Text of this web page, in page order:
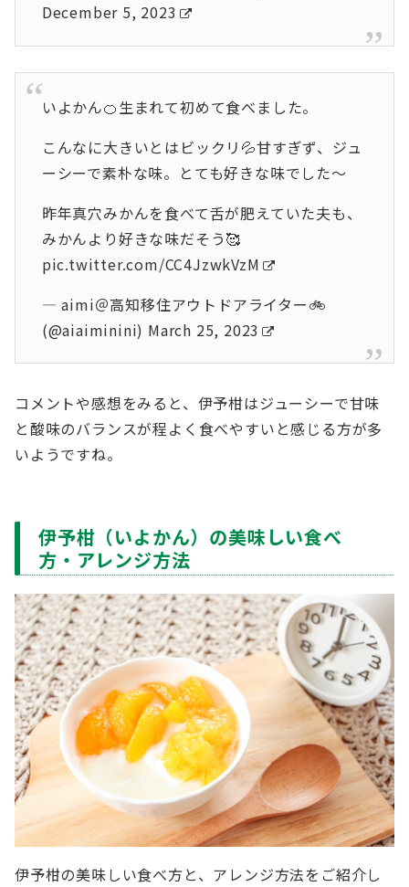
December 5, 2023
いよかん🍊生まれて初めて食べました。
こんなに大きいとはビックリ💦甘すぎず、ジュ
ーシーで素朴な味。とても好きな味でした～
昨年真穴みかんを食べて舌が肥えていた夫も、
みかんより好きな味だそう🥰
pic.twitter.com/CC4JzwkVzM
— aimi＠高知移住アウトドアライター🚲
(@aiaiminini) March 25, 2023
コメントや感想をみると、伊予柑はジューシーで甘味
と酸味のバランスが程よく食べやすいと感じる方が多
いようですね。
伊予柑（いよかん）の美味しい食べ
方・アレンジ方法
伊予柑の美味しい食べ方と、アレンジ方法をご紹介し